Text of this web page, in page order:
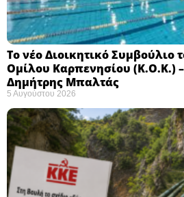
Το νέο Διοικητικό Συμβούλιο
Ομίλου Καρπενησίου (Κ.Ο.Κ.)
Δημήτρης Μπαλτάς
5 Αυγούστου 2026